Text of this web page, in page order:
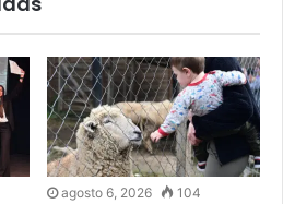
agosto 6, 2026 104